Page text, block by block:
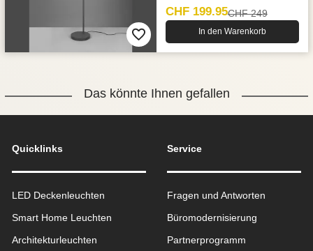
CHF 199.95CHF 249
In den Warenkorb
Das könnte Ihnen gefallen
Quicklinks
LED Deckenleuchten
Smart Home Leuchten
Architekturleuchten
Service
Fragen und Antworten
Büromodernisierung
Partnerprogramm